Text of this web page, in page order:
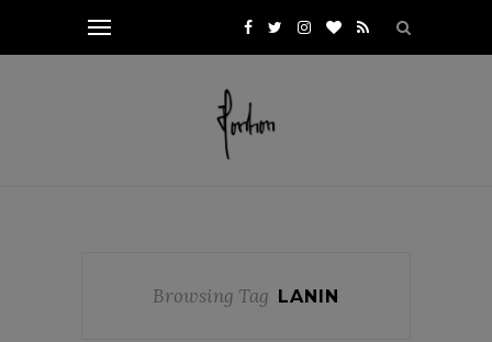
Browsing Tag LANIN